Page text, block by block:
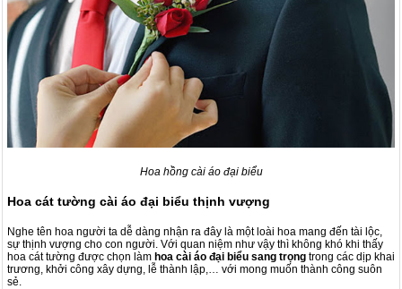
Hoa hồng cài áo đại biểu
Hoa cát tường cài áo đại biểu thịnh vượng
Nghe tên hoa người ta dễ dàng nhận ra đây là một loài hoa mang đến tài lộc,
sự thịnh vượng cho con người. Với quan niệm như vậy thì không khó khi thấy
hoa cát tường được chọn làm hoa cài áo đại biểu sang trọng trong các dịp khai
trương, khởi công xây dựng, lễ thành lập,… với mong muốn thành công suôn
sẻ.